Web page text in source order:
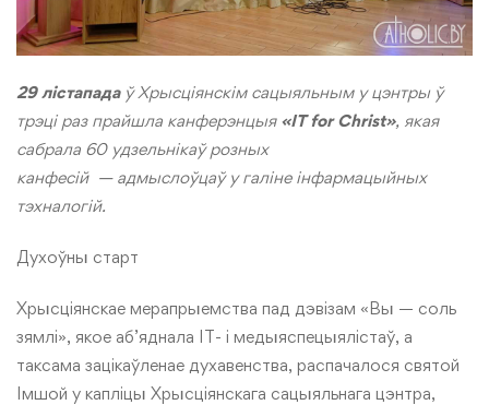
29 лістападаў Хрысціянскім сацыяльным у цэнтры ў
трэці раз прайшла канферэнцыя «IT for Christ», якая
сабрала 60 удзельнікаў розных
канфесій — адмыслоўцаў у галіне інфармацыйных
тэхналогій.
Духоўны старт
Хрысціянскае мерапрыемства пад дэвізам «Вы — соль
зямлі», якое аб’яднала IT- і медыяспецыялістаў, а
таксама зацікаўленае духавенства, распачалося святой
Імшой у капліцы Хрысціянскага сацыяльнага цэнтра,